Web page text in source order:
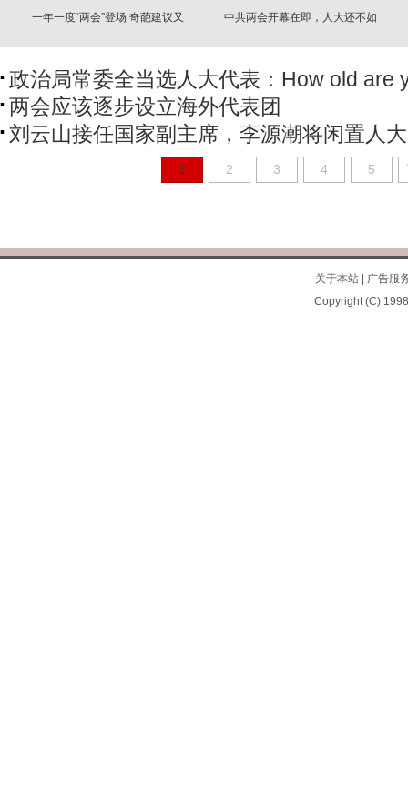
一年一度“两会”登场 奇葩建议又
中共两会开幕在即，人大还不如
政治局常委全当选人大代表：How old are
两会应该逐步设立海外代表团
刘云山接任国家副主席，李源潮将闲置人大
1 2 3 4 5
关于本站|
广告服
Copyright (C)